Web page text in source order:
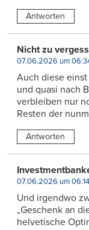
Antworten
Nicht zu
07.06.2026 um
Auch diese
und quasi nach
verbleiben nur
Resten der
Antworten
07.06.2026 um 06:14
Und irgendwo
„Geschenk an
helvetische